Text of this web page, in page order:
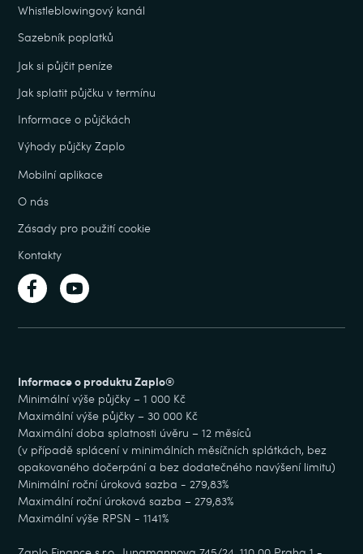
Whistleblowingový kanál
Sazebník poplatků
Jak si půjčit peníze
Jak splatit půjčku v termínu
Informace o půjčkách
Výhody půjčky Zaplo
Mobilní aplikace
O nás
Zásady pro použití cookie
Kontakty
Informace o produktu Zaplo®
Minimální výše půjčky – 1 000 Kč
Maximální výše půjčky – 30 000 Kč
Maximální doba splatnosti úvěru – 12 měsíců
(v případě splácení v minimálních měsíčních splátkách, bez
opakovaného dočerpání a bez dodatečného navýšení limitu)
Minimální roční úroková sazba - 279,83%
Maximální roční úroková sazba – 279,83%
Maximální výše RPSN - 1141%